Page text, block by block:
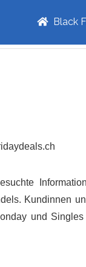
Black
Kundinnen
und